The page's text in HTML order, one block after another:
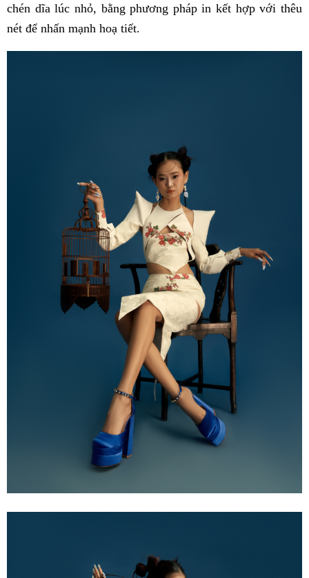
chén dĩa lúc nhỏ, bằng phương pháp in kết hợp với thêu
nét để nhấn mạnh hoạ tiết.